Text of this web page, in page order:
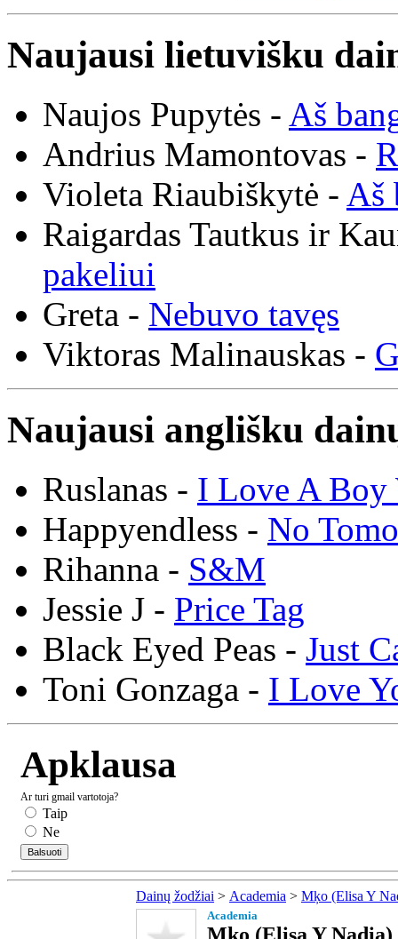
Naujausi lietuvišku
Naujos Pupytės - Aš
Andrius Mamontovas -
Violeta Riaubiškytė - Aš
Raigardas Tautkus ir
pakeliui
Greta - Nebuvo tavęs
Viktoras Malinauskas -
Naujausi anglišku
Ruslanas - I Love A Boy
Happyendless - No
Rihanna - S&M
Jessie J - Price Tag
Black Eyed Peas - Just
Toni Gonzaga - I Love
Apklausa
Ar turi gmail vartotoja?
Taip
Ne
Dainų žodžiai > Academia > Mķo (Elisa Y
Academia
Mķo (Elisa Y Nadia)